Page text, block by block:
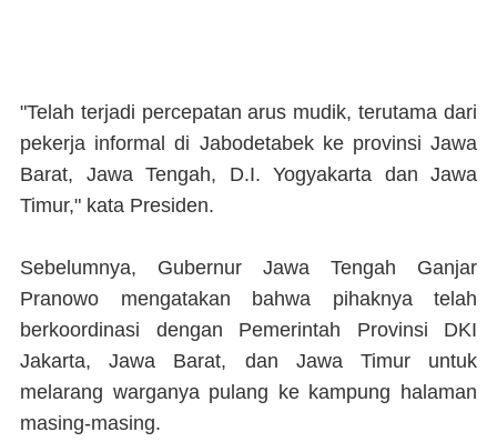
"Telah terjadi percepatan arus mudik, terutama dari
pekerja informal di Jabodetabek ke provinsi Jawa
Barat, Jawa Tengah, D.I. Yogyakarta dan Jawa
Timur," kata Presiden.
Sebelumnya, Gubernur Jawa Tengah Ganjar
Pranowo mengatakan bahwa pihaknya telah
berkoordinasi dengan Pemerintah Provinsi DKI
Jakarta, Jawa Barat, dan Jawa Timur untuk
melarang warganya pulang ke kampung halaman
masing-masing.